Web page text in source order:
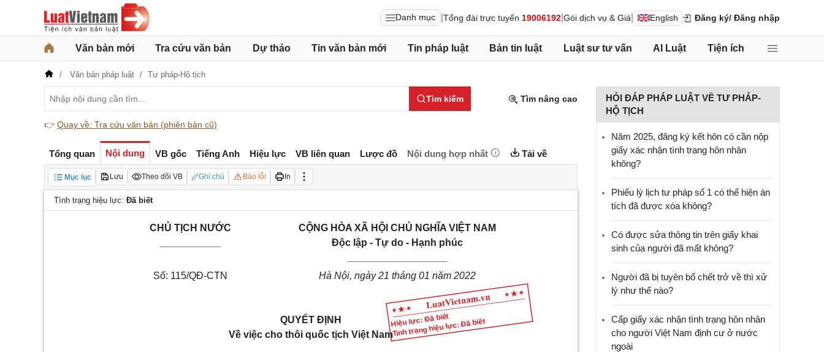
Danh mục Tổng đài trực tuyến 19006192 Gói dịch vụ & Giá English Đăng ký/ Đăng nhập
Văn bản mới Tra cứu văn bản Dự thảo Tin văn bản mới Tin pháp luật Bản tin luật Luật sư tư vấn AI Luật Tiện ích
Văn bản pháp luật Tư pháp-Hộ tịch
Tìm kiếm Tìm nâng cao
👉 Quay về: Tra cứu văn bản (phiên bản cũ)
Tổng quan Nội dung VB gốc Tiếng Anh Hiệu lực VB liên quan Lược đồ Nội dung hợp nhất Tải về
Mục lục Lưu Theo dõi VB Ghi chú Báo lỗi In
Tình trạng hiệu lực: Đã biết
Hiệu lực: Đã biết
Tình trạng hiệu lực: Đã biết
CHỦ TỊCH NƯỚC
CỘNG HÒA XÃ HỘI CHỦ NGHĨA VIỆT NAM
Độc lập - Tự do - Hạnh phúc
Số: 115/QĐ-CTN
Hà Nội, ngày 21 tháng 01 năm 2022
QUYẾT ĐỊNH
Về việc cho thôi quốc tịch Việt Nam
HỎI ĐÁP PHÁP LUẬT VỀ TƯ PHÁP-
HỘ TỊCH
Năm 2025, đăng ký kết hôn có cần nộp
giấy xác nhận tình trạng hôn nhân
không?
Phiếu lý lịch tư pháp số 1 có thể hiện án
tích đã được xóa không?
Có được sửa thông tin trên giấy khai
sinh của người đã mất không?
Người đã bị tuyên bố chết trở về thì xử
lý như thế nào?
Cấp giấy xác nhận tình trạng hôn nhân
cho người Việt Nam định cư ở nước
ngoài